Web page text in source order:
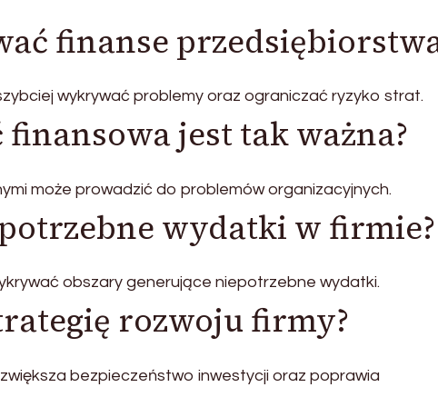
finanse
wykrywać problemy oraz ograniczać ryzyko strat.
finansowa jest tak ważna?
może prowadzić do problemów organizacyjnych.
wydatki w firmie?
obszary generujące niepotrzebne wydatki.
rozwoju firmy?
bezpieczeństwo inwestycji oraz poprawia